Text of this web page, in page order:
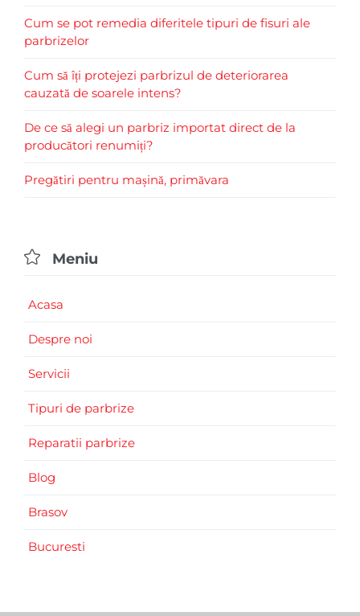
Cum se pot remedia diferitele tipuri de fisuri ale
parbrizelor
Cum să îți protejezi parbrizul de deteriorarea
cauzată de soarele intens?
De ce să alegi un parbriz importat direct de la
producători renumiți?
Pregătiri pentru mașină, primăvara
 Meniu
Acasa
Despre noi
Servicii
Tipuri de parbrize
Reparatii parbrize
Blog
Brasov
Bucuresti